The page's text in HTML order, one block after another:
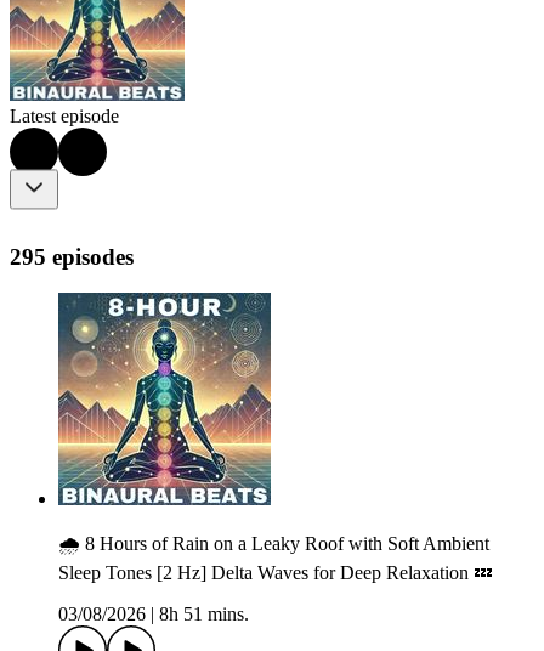
Latest episode
295 episodes
🌧️ 8 Hours of Rain on a Leaky Roof with Soft Ambient
Sleep Tones [2 Hz] Delta Waves for Deep Relaxation 💤
03/08/2026
8h 51 mins.